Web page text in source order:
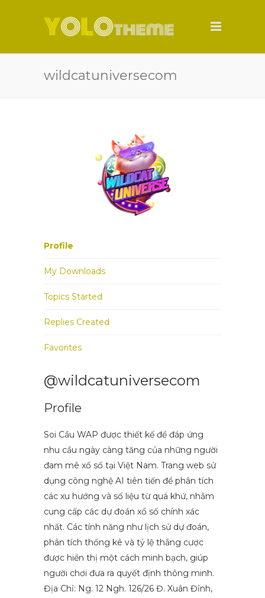
wildcatuniversecom
Profile
My Downloads
Topics Started
Replies Created
Favorites
@wildcatuniversecom
Profile
Soi Cầu WAP được thiết kế để đáp ứng
nhu cầu ngày càng tăng của những người
đam mê xổ số tại Việt Nam. Trang web sử
dụng công nghệ AI tiên tiến để phân tích
các xu hướng và số liệu từ quá khứ, nhằm
cung cấp các dự đoán xổ số chính xác
nhất. Các tính năng như lịch sử dự đoán,
phân tích thống kê và tỷ lệ thắng cược
được hiển thị một cách minh bạch, giúp
người chơi đưa ra quyết định thông minh.
Địa Chỉ: Ng. 12 Ngh. 126/26 Đ. Xuân Đỉnh,